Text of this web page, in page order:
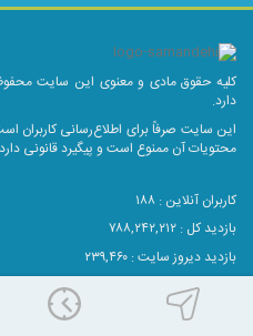
کلیه حقوق مادی و معنوی این سایت محفوظ
دارد.
این سایت صرفاً برای اطلاع‌رسانی کاربران
محتویات آن ممنوع است و پیگیرد قانونی
کاربران آنلاین : ۱۸۸
بازدید کل : ۷۸۸,۲۴۲,۲۱۲
بازدید دیروز سایت : ۲۳۹,۴۶۰
بازدید دیروز موبایل : ۵۰,۰۱۰